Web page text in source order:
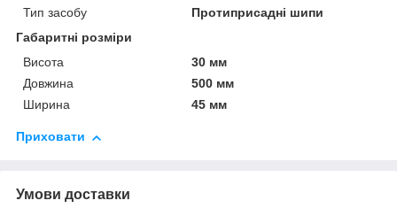
Тип засобу
Протиприсадні шипи
Габаритні розміри
Висота
30 мм
Довжина
500 мм
Ширина
45 мм
Приховати
Умови доставки